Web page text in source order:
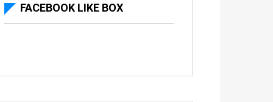
FACEBOOK LIKE BOX